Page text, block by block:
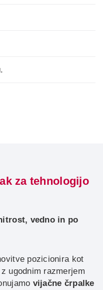
za tehnologijo
vedno in po
pozicionira kot
ugodnim razmerjem
vijačne črpalke